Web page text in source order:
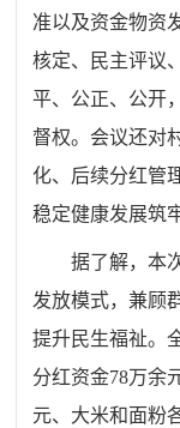
准以及资金物资
核定、民主评议
平、公正、公开
督权。会议还对
化、后续分红管
稳定健康发展筑
据了解，本
发放模式，兼顾
提升民生福祉。
分红资金78万余
元、大米和面粉